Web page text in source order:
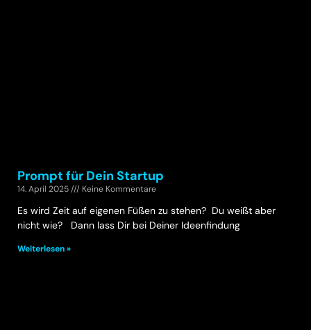
Prompt für Dein Startup
14. April 2025 Keine Kommentare
Es wird Zeit auf eigenen Füßen zu stehen? Du weißt aber
nicht wie? Dann lass Dir bei Deiner Ideenfindung
Weiterlesen »